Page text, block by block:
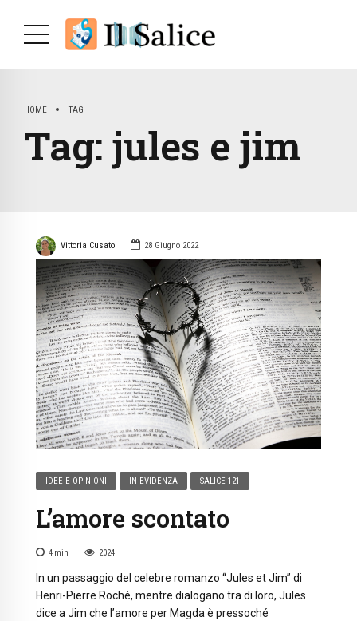
HOME TAG
Tag: jules e jim
Vittoria Cusato 28 Giugno 2022
IDEE E OPINIONI IN EVIDENZA SALICE 121
L’amore scontato
4 min 2024
In un passaggio del celebre romanzo “Jules et Jim” di
Henri-Pierre Roché, mentre dialogano tra di loro, Jules
dice a Jim che l’amore per Magda è pressoché